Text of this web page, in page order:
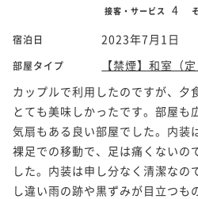
接客・サービス 4
宿泊日 2023年7月1日
部屋タイプ
【禁煙】和室（
カップルで利用したのですが、夕
とても美味しかったです。部屋も
気扇もある良い部屋でした。内装
裸足での移動で、足は痛くないの
した。内装は申し分なく清潔なの
し違い雨の跡や黒ずみが目立つも